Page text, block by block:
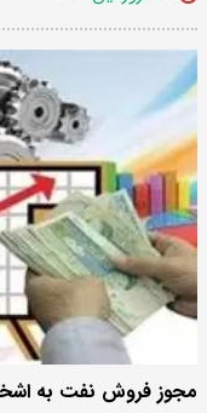
مجوز فروش نفت به